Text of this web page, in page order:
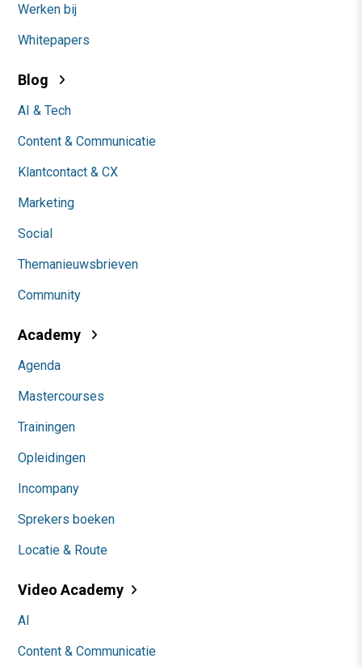
Werken bij
Whitepapers
Blog
AI & Tech
Content & Communicatie
Klantcontact & CX
Marketing
Social
Themanieuwsbrieven
Community
Academy
Agenda
Mastercourses
Trainingen
Opleidingen
Incompany
Sprekers boeken
Locatie & Route
Video Academy
AI
Content & Communicatie